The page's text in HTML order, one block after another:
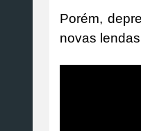
Porém,
novas